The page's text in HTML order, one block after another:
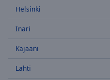
Loaded:
Stream
Seek to
Helsinki
Inari
Kajaani
Lahti